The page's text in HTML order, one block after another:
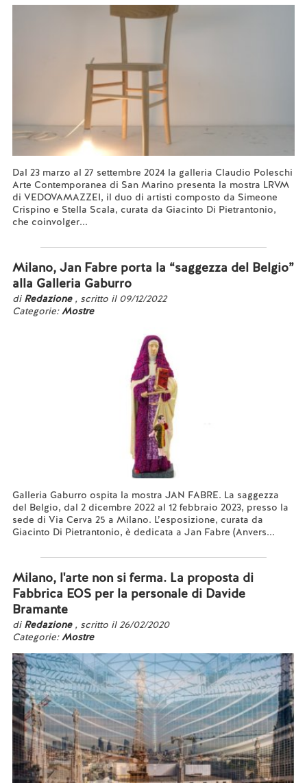
Dal 23 marzo al 27 settembre 2024 la galleria Claudio Poleschi
Arte Contemporanea di San Marino presenta la mostra LRVM
di VEDOVAMAZZEI, il duo di artisti composto da Simeone
Crispino e Stella Scala, curata da Giacinto Di Pietrantonio,
che coinvolger...
Milano, Jan Fabre porta la “saggezza del Belgio”
alla Galleria Gaburro
di Redazione , scritto il 09/12/2022
Categorie:Mostre
Galleria Gaburro ospita la mostra JAN FABRE. La saggezza
del Belgio, dal 2 dicembre 2022 al 12 febbraio 2023, presso la
sede di Via Cerva 25 a Milano. L’esposizione, curata da
Giacinto Di Pietrantonio, è dedicata a Jan Fabre (Anvers...
Milano, l'arte non si ferma. La proposta di
Fabbrica EOS per la personale di Davide
Bramante
di Redazione , scritto il 26/02/2020
Categorie:Mostre